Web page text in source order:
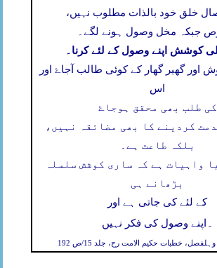
خلق خود بالذات مطلوب نہیں،
جبکہ مخل وصول ہونے لگے۔
کوشش اپنے وصول کے لئے کرنا۔
اور گھیر گھار کے کوئی طالب آجاۓ اور
اس
کی طلب بھی محقق ہوجاۓ
کردینے کا بھی مضائقہ نہیں،
بلکہ طاعت ہے۔
واہیات ہے کہ ساری کوشش سلسلہ
بڑھانے ہی
کے لئے کی جاتی ہے اور
اپنے وصول کی فکر نہیں ۔
خطبات حکیم الامت رح، جلد 15/ص 192